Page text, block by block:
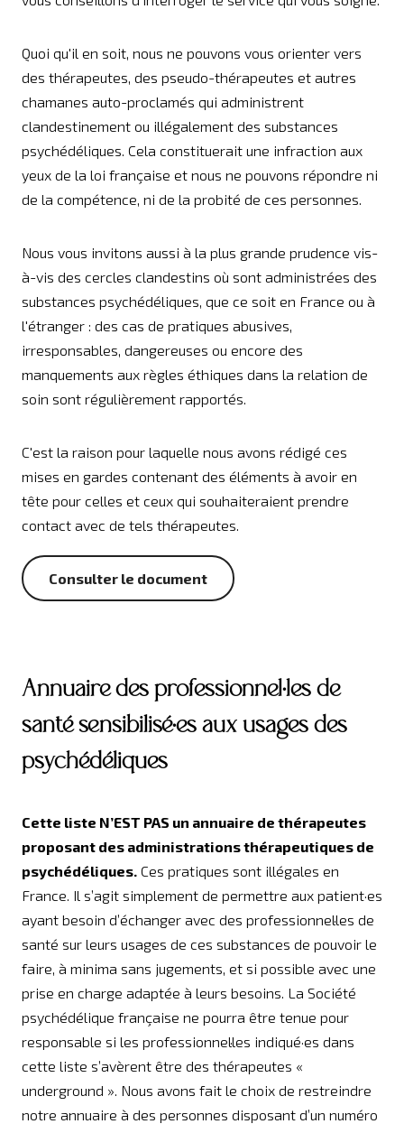
Quoi qu'il en soit, nous ne pouvons vous orienter vers
des thérapeutes, des pseudo-thérapeutes et autres
chamanes auto-proclamés qui administrent
clandestinement ou illégalement des substances
psychédéliques. Cela constituerait une infraction aux
yeux de la loi française et nous ne pouvons répondre ni
de la compétence, ni de la probité de ces personnes.
Nous vous invitons aussi à la plus grande prudence vis-
à-vis des cercles clandestins où sont administrées des
substances psychédéliques, que ce soit en France ou à
l'étranger : des cas de pratiques abusives,
irresponsables, dangereuses ou encore des
manquements aux règles éthiques dans la relation de
soin sont régulièrement rapportés.
C'est la raison pour laquelle nous avons rédigé ces
mises en gardes contenant des éléments à avoir en
tête pour celles et ceux qui souhaiteraient prendre
contact avec de tels thérapeutes.
Consulter le document
Annuaire des professionnel·les de
santé sensibilisé·es aux usages des
psychédéliques
Cette liste N’EST PAS un annuaire de thérapeutes
proposant des administrations thérapeutiques de
psychédéliques. Ces pratiques sont illégales en
France. Il s’agit simplement de permettre aux patient·es
ayant besoin d’échanger avec des professionnel·les de
santé sur leurs usages de ces substances de pouvoir le
faire, à minima sans jugements, et si possible avec une
prise en charge adaptée à leurs besoins. La Société
psychédélique française ne pourra être tenue pour
responsable si les professionnel·les indiqué·es dans
cette liste s’avèrent être des thérapeutes «
underground ». Nous avons fait le choix de restreindre
notre annuaire à des personnes disposant d’un numéro